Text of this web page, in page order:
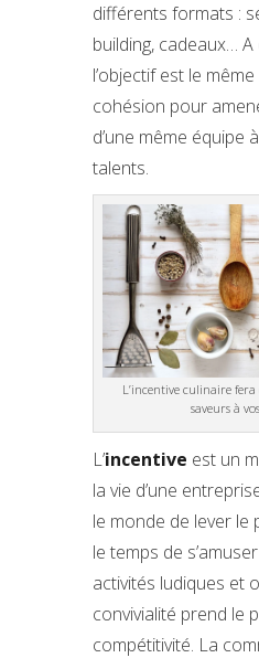
différents formats :
building, cadeaux…
l’objectif est le
cohésion pour
d’une même équipe
talents.
L’incentive culinaire
saveurs à
L’incentive est un
la vie d’une
le monde de lever le
le temps de
activités ludiques et
convivialité prend le
compétitivité. La